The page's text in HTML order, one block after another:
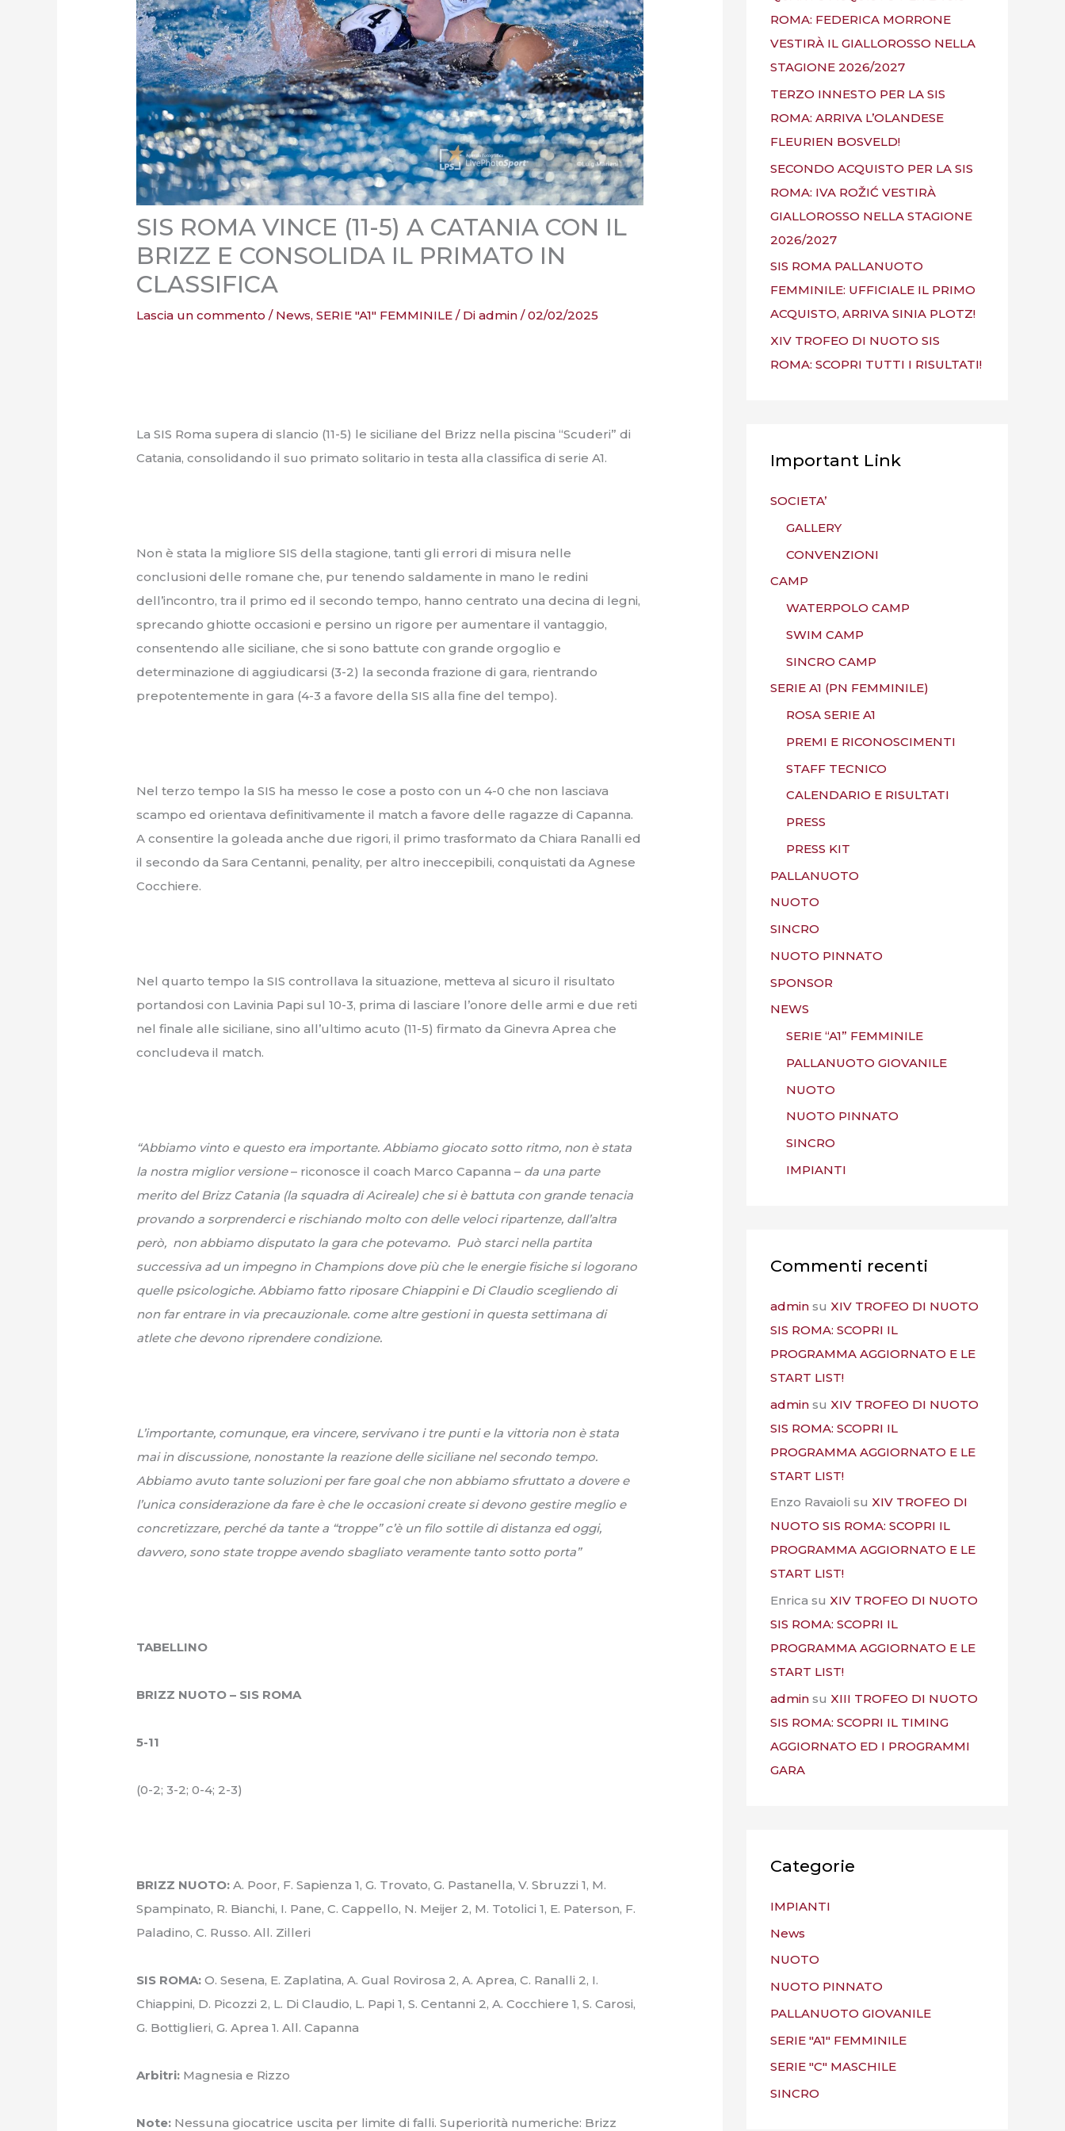
SIS ROMA VINCE (11-5) A CATANIA CON IL
BRIZZ E CONSOLIDA IL PRIMATO IN
CLASSIFICA
Lascia un commento / News,SERIE "A1" FEMMINILE / Diadmin/02/02/2025
La SIS Roma supera di slancio (11-5) le siciliane del Brizz nella piscina “Scuderi” di
Catania, consolidando il suo primato solitario in testa alla classifica di serie A1.
Non è stata la migliore SIS della stagione, tanti gli errori di misura nelle
conclusioni delle romane che, pur tenendo saldamente in mano le redini
dell’incontro, tra il primo ed il secondo tempo, hanno centrato una decina di legni,
sprecando ghiotte occasioni e persino un rigore per aumentare il vantaggio,
consentendo alle siciliane, che si sono battute con grande orgoglio e
determinazione di aggiudicarsi (3-2) la seconda frazione di gara, rientrando
prepotentemente in gara (4-3 a favore della SIS alla fine del tempo).
Nel terzo tempo la SIS ha messo le cose a posto con un 4-0 che non lasciava
scampo ed orientava definitivamente il match a favore delle ragazze di Capanna.
A consentire la goleada anche due rigori, il primo trasformato da Chiara Ranalli ed
il secondo da Sara Centanni, penality, per altro ineccepibili, conquistati da Agnese
Cocchiere.
Nel quarto tempo la SIS controllava la situazione, metteva al sicuro il risultato
portandosi con Lavinia Papi sul 10-3, prima di lasciare l’onore delle armi e due reti
nel finale alle siciliane, sino all’ultimo acuto (11-5) firmato da Ginevra Aprea che
concludeva il match.
“Abbiamo vinto e questo era importante. Abbiamo giocato sotto ritmo, non è stata
la nostra miglior versione– riconosce il coach Marco Capanna – da una parte
merito del Brizz Catania (la squadra di Acireale) che si è battuta con grande tenacia
provando a sorprenderci e rischiando molto con delle veloci ripartenze, dall’altra
però, non abbiamo disputato la gara che potevamo. Può starci nella partita
successiva ad un impegno in Champions dove più che le energie fisiche si logorano
quelle psicologiche. Abbiamo fatto riposare Chiappini e Di Claudio scegliendo di
non far entrare in via precauzionale. come altre gestioni in questa settimana di
atlete che devono riprendere condizione.
L’importante, comunque, era vincere, servivano i tre punti e la vittoria non è stata
mai in discussione, nonostante la reazione delle siciliane nel secondo tempo.
Abbiamo avuto tante soluzioni per fare goal che non abbiamo sfruttato a dovere e
l’unica considerazione da fare è che le occasioni create si devono gestire meglio e
concretizzare, perché da tante a “troppe” c’è un filo sottile di distanza ed oggi,
davvero, sono state troppe avendo sbagliato veramente tanto sotto porta”
TABELLINO
BRIZZ NUOTO – SIS ROMA
5-11
(0-2; 3-2; 0-4; 2-3)
BRIZZ NUOTO: A. Poor, F. Sapienza 1, G. Trovato, G. Pastanella, V. Sbruzzi 1, M.
Spampinato, R. Bianchi, I. Pane, C. Cappello, N. Meijer 2, M. Totolici 1, E. Paterson, F.
Paladino, C. Russo. All. Zilleri
SIS ROMA: O. Sesena, E. Zaplatina, A. Gual Rovirosa 2, A. Aprea, C. Ranalli 2, I.
Chiappini, D. Picozzi 2, L. Di Claudio, L. Papi 1, S. Centanni 2, A. Cocchiere 1, S. Carosi,
G. Bottiglieri, G. Aprea 1. All. Capanna
Arbitri: Magnesia e Rizzo
Note: Nessuna giocatrice uscita per limite di falli. Superiorità numeriche: Brizz
ROMA: FEDERICA MORRONE
VESTIRÀ IL GIALLOROSSO NELLA
STAGIONE 2026/2027
TERZO INNESTO PER LA SIS
ROMA: ARRIVA L’OLANDESE
FLEURIEN BOSVELD!
SECONDO ACQUISTO PER LA SIS
ROMA: IVA ROŽIĆ VESTIRÀ
GIALLOROSSO NELLA STAGIONE
2026/2027
SIS ROMA PALLANUOTO
FEMMINILE: UFFICIALE IL PRIMO
ACQUISTO, ARRIVA SINIA PLOTZ!
XIV TROFEO DI NUOTO SIS
ROMA: SCOPRI TUTTI I RISULTATI!
Important Link
SOCIETA’
GALLERY
CONVENZIONI
CAMP
WATERPOLO CAMP
SWIM CAMP
SINCRO CAMP
SERIE A1 (PN FEMMINILE)
ROSA SERIE A1
PREMI E RICONOSCIMENTI
STAFF TECNICO
CALENDARIO E RISULTATI
PRESS
PRESS KIT
PALLANUOTO
NUOTO
SINCRO
NUOTO PINNATO
SPONSOR
NEWS
SERIE “A1” FEMMINILE
PALLANUOTO GIOVANILE
NUOTO
NUOTO PINNATO
SINCRO
IMPIANTI
Commenti recenti
admin su XIV TROFEO DI NUOTO
SIS ROMA: SCOPRI IL
PROGRAMMA AGGIORNATO E LE
START LIST!
admin su XIV TROFEO DI NUOTO
SIS ROMA: SCOPRI IL
PROGRAMMA AGGIORNATO E LE
START LIST!
Enzo Ravaioli su XIV TROFEO DI
NUOTO SIS ROMA: SCOPRI IL
PROGRAMMA AGGIORNATO E LE
START LIST!
Enrica su XIV TROFEO DI NUOTO
SIS ROMA: SCOPRI IL
PROGRAMMA AGGIORNATO E LE
START LIST!
admin su XIII TROFEO DI NUOTO
SIS ROMA: SCOPRI IL TIMING
AGGIORNATO ED I PROGRAMMI
GARA
Categorie
IMPIANTI
News
NUOTO
NUOTO PINNATO
PALLANUOTO GIOVANILE
SERIE "A1" FEMMINILE
SERIE "C" MASCHILE
SINCRO